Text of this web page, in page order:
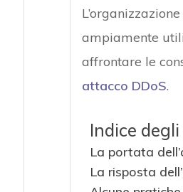
ampiamente
affrontare le
attacco DDoS.
Indice
La portata
La risposta